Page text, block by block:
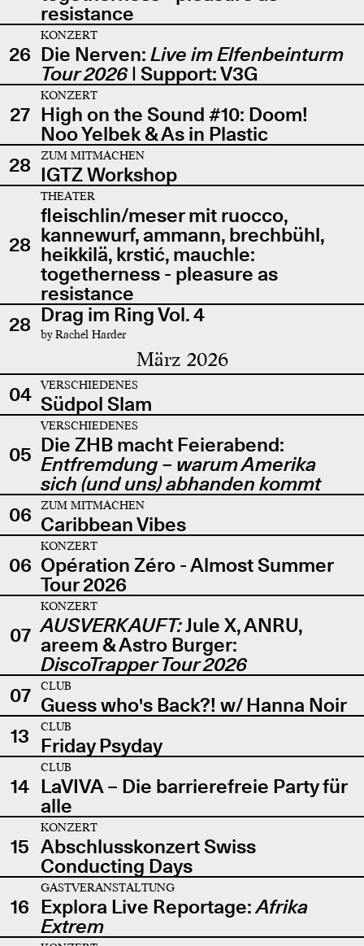
resistance
26
KONZERT
Die Nerven: Live im Elfenbeinturm
Tour 2026| Support: V3G
27
KONZERT
High on the Sound #10: Doom!
Noo Yelbek & As in Plastic
28
ZUM MITMACHEN
IGTZ Workshop
28
THEATER
fleischlin/meser mit ruocco,
kannewurf, ammann, brechbühl,
heikkilä, krstić, mauchle:
togetherness - pleasure as
resistance
28 Drag im Ring Vol. 4
by Rachel Harder
März 2026
04 VERSCHIEDENES
Südpol Slam
05
VERSCHIEDENES
Die ZHB macht Feierabend:
Entfremdung – warum Amerika
sich (und uns) abhanden kommt
06
ZUM MITMACHEN
Caribbean Vibes
06
KONZERT
Opération Zéro - Almost Summer
Tour 2026
07
KONZERT
AUSVERKAUFT:Jule X, ANRU,
areem & Astro Burger:
DiscoTrapper Tour 2026
07
CLUB
Guess who's Back?! w/ Hanna Noir
13
CLUB
Friday Psyday
14
CLUB
LaVIVA – Die barrierefreie Party für
alle
15
KONZERT
Abschlusskonzert Swiss
Conducting Days
16
GASTVERANSTALTUNG
Explora Live Reportage:Afrika
Extrem